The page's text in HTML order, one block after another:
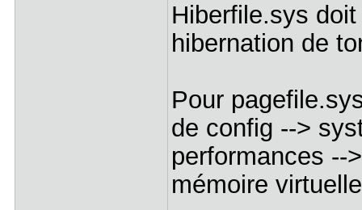
Hiberfile.sys
hibernation de
Pour
de config -->
performances --
mémoire